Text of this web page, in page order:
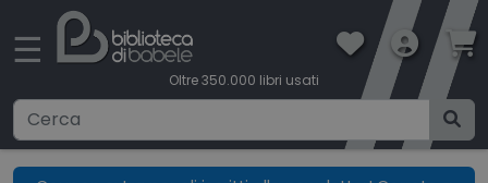
☰
Oltre 350.000 libri usati
Ricerca avanzata